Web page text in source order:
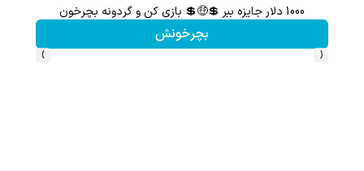
1000 دلار جایزه ببر 💲🤑💲 بازی کن و گردونه بچرخون
بچرخونش
‹
›